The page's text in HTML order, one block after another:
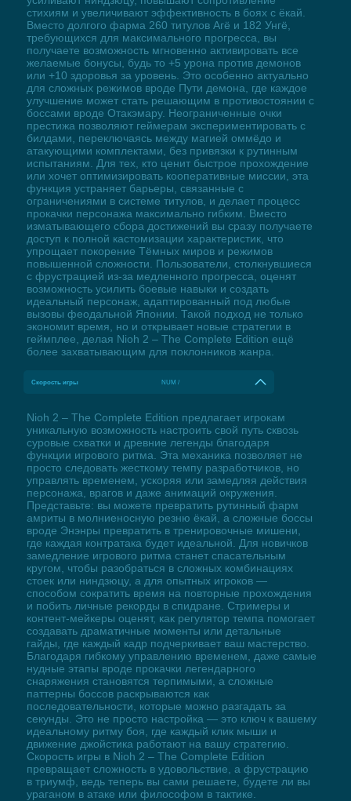
стихиям и увеличивают эффективность в боях с ёкай.
Вместо долгого фарма 260 титулов Агё и 182 Унгё,
требующихся для максимального прогресса, вы
получаете возможность мгновенно активировать все
желаемые бонусы, будь то +5 урона против демонов
или +10 здоровья за уровень. Это особенно актуально
для сложных режимов вроде Пути демона, где каждое
улучшение может стать решающим в противостоянии с
боссами вроде Отакэмару. Неограниченные очки
престижа позволяют геймерам экспериментировать с
билдами, переключаясь между магией оммёдо и
атакующими комплектами, без привязки к рутинным
испытаниям. Для тех, кто ценит быстрое прохождение
или хочет оптимизировать кооперативные миссии, эта
функция устраняет барьеры, связанные с
ограничениями в системе титулов, и делает процесс
прокачки персонажа максимально гибким. Вместо
изматывающего сбора достижений вы сразу получаете
доступ к полной кастомизации характеристик, что
упрощает покорение Тёмных миров и режимов
повышенной сложности. Пользователи, столкнувшиеся
с фрустрацией из-за медленного прогресса, оценят
возможность усилить боевые навыки и создать
идеальный персонаж, адаптированный под любые
вызовы феодальной Японии. Такой подход не только
экономит время, но и открывает новые стратегии в
геймплее, делая Nioh 2 – The Complete Edition ещё
более захватывающим для поклонников жанра.
Скорость игры NUM /
Nioh 2 – The Complete Edition предлагает игрокам
уникальную возможность настроить свой путь сквозь
суровые схватки и древние легенды благодаря
функции игрового ритма. Эта механика позволяет не
просто следовать жесткому темпу разработчиков, но
управлять временем, ускоряя или замедляя действия
персонажа, врагов и даже анимаций окружения.
Представьте: вы можете превратить рутинный фарм
амриты в молниеносную резню ёкай, а сложные боссы
вроде Энэнры превратить в тренировочные мишени,
где каждая контратака будет идеальной. Для новичков
замедление игрового ритма станет спасательным
кругом, чтобы разобраться в сложных комбинациях
стоек или ниндзюцу, а для опытных игроков —
способом сократить время на повторные прохождения
и побить личные рекорды в спидране. Стримеры и
контент-мейкеры оценят, как регулятор темпа помогает
создавать драматичные моменты или детальные
гайды, где каждый кадр подчеркивает ваш мастерство.
Благодаря гибкому управлению временем, даже самые
нудные этапы вроде прокачки легендарного
снаряжения становятся терпимыми, а сложные
паттерны боссов раскрываются как
последовательности, которые можно разгадать за
секунды. Это не просто настройка — это ключ к вашему
идеальному ритму боя, где каждый клик мыши и
движение джойстика работают на вашу стратегию.
Скорость игры в Nioh 2 – The Complete Edition
превращает сложность в удовольствие, а фрустрацию
в триумф, ведь теперь вы сами решаете, будете ли вы
ураганом в атаке или философом в тактике.